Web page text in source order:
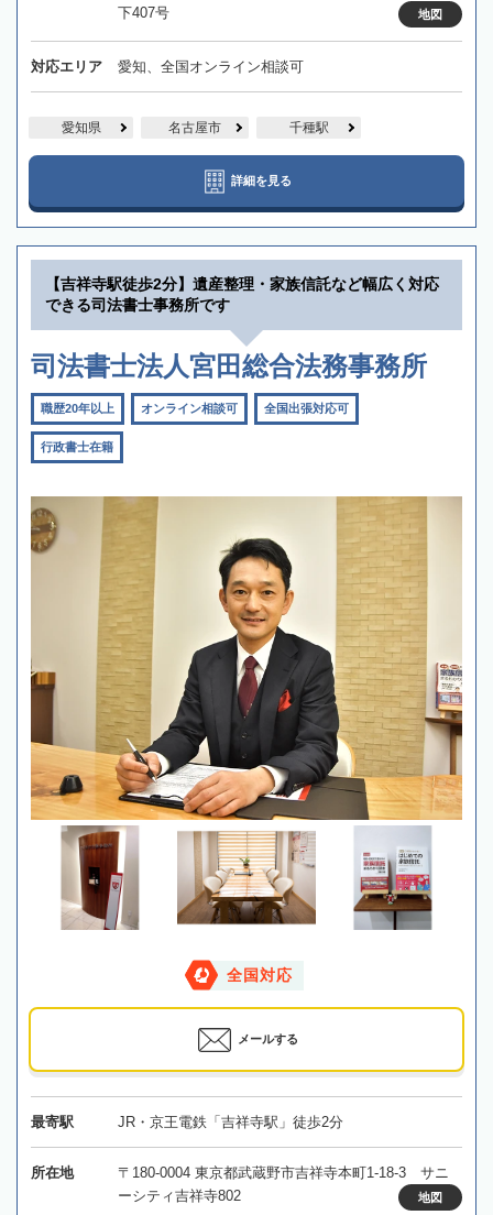
下407号
地図
対応エリア 愛知、全国オンライン相談可
愛知県 名古屋市 千種駅
詳細を見る
【吉祥寺駅徒歩2分】遺産整理・家族信託など幅広く対応
できる司法書士事務所です
司法書士法人宮田総合法務事務所
職歴20年以上 オンライン相談可 全国出張対応可
行政書士在籍
全国対応
メールする
最寄駅 JR・京王電鉄「吉祥寺駅」徒歩2分
所在地
〒180-0004 東京都武蔵野市吉祥寺本町1-18-3 サニ
ーシティ吉祥寺802
地図